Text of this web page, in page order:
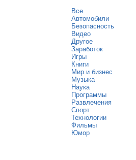
Все
Автомобили
Безопасность
Видео
Другое
Заработок
Игры
Книги
Мир и бизнес
Музыка
Наука
Программы
Развлечения
Спорт
Технологии
Фильмы
Юмор